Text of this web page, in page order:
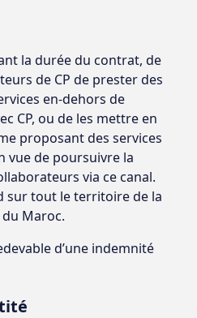
la durée du contrat, de
de CP de prester des
en-dehors de
CP, ou de les mettre en
proposant des services
vue de poursuivre la
via ce canal.
sur tout le territoire de la
Maroc.
d’une indemnité